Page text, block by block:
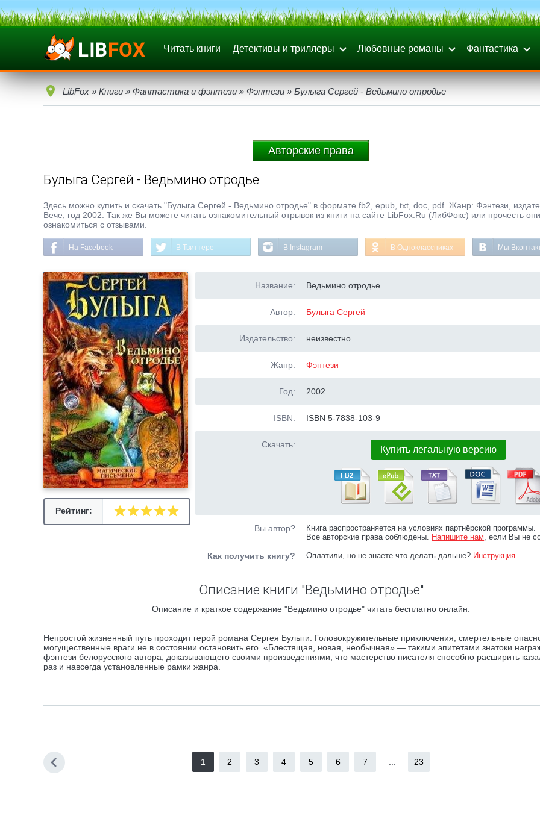
Читать книги Детективы и триллеры Любовные романы Фантастика
LibFox » Книги » Фантастика и фэнтези » Фэнтези » Булыга Сергей - Ведьмино отродье
Авторские права
Булыга Сергей - Ведьмино отродье
Здесь можно купить и скачать "Булыга Сергей - Ведьмино отродье" в формате fb2, epub, txt, doc, pdf. Жанр: Фэнтези,
Вече, год 2002. Так же Вы можете читать ознакомительный отрывок из книги на сайте LibFox.Ru (ЛибФокс) или прочесть
ознакомиться с отзывами.
На Facebook В Твиттере В Instagram В Одноклассниках Мы
Рейтинг:
Название: Ведьмино отродье
Автор: Булыга Сергей
Издательство: неизвестно
Жанр: Фэнтези
Год: 2002
ISBN: ISBN 5-7838-103-9
Скачать: Купить легальную версию
Вы автор?
Книга распространяется на условиях партнёрской программы.
Все авторские права соблюдены. Напишите нам, если Вы не
Как получить книгу? Оплатили, но не знаете что делать дальше? Инструкция.
Описание книги "Ведьмино отродье"
Описание и краткое содержание "Ведьмино отродье" читать бесплатно онлайн.
Непростой жизненный путь проходит герой романа Сергея Булыги. Головокружительные приключения, смертельные
могущественные враги не в состоянии остановить его. «Блестящая, новая, необычная» — такими эпитетами знатоки
фэнтези белорусского автора, доказывающего своими произведениями, что мастерство писателя способно расширить
раз и навсегда установленные рамки жанра.
1 2 3 4 5 6 7 23